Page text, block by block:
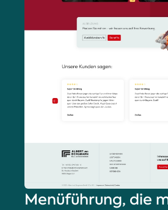
Menüführung, die